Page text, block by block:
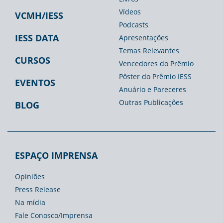
VCMH/IESS
IESS DATA
CURSOS
EVENTOS
BLOG
Vídeos
Podcasts
Apresentações
Temas Relevantes
Vencedores do Prêmio
Pôster do Prêmio IESS
Anuário e Pareceres
Outras Publicações
ESPAÇO IMPRENSA
Opiniões
Press Release
Na mídia
Fale Conosco/Imprensa